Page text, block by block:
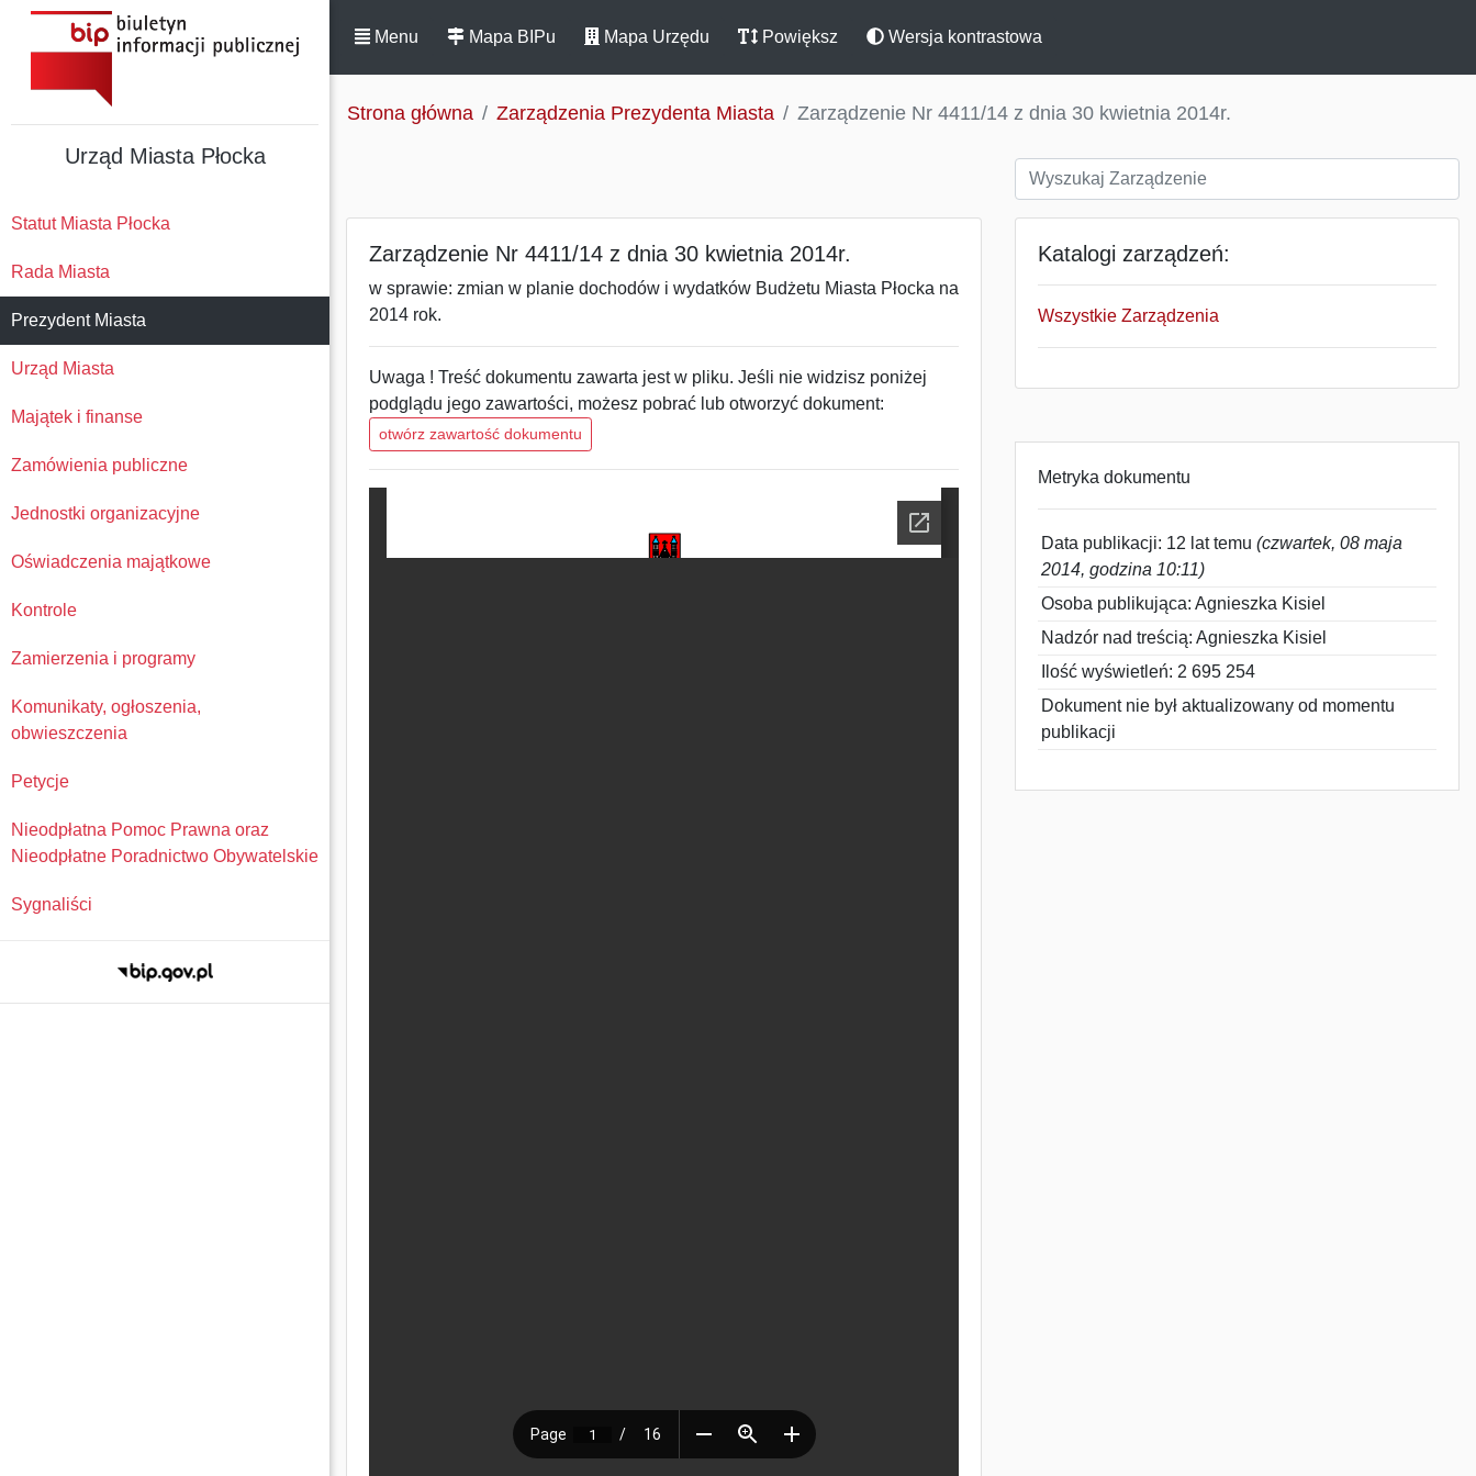
Urząd Miasta Płocka
Statut Miasta Płocka
Rada Miasta
Prezydent Miasta
Urząd Miasta
Majątek i finanse
Zamówienia publiczne
Jednostki organizacyjne
Oświadczenia majątkowe
Kontrole
Zamierzenia i programy
Komunikaty, ogłoszenia,
obwieszczenia
Petycje
Nieodpłatna Pomoc Prawna oraz
Nieodpłatne Poradnictwo Obywatelskie
Sygnaliści
Menu Mapa BIPu Mapa Urzędu Powiększ Wersja kontrastowa
Strona główna Zarządzenia Prezydenta Miasta Zarządzenie Nr 4411/14 z dnia 30 kwietnia 2014r.
Zarządzenie Nr 4411/14 z dnia 30 kwietnia 2014r.
w sprawie: zmian w planie dochodów i wydatków Budżetu Miasta Płocka na
2014 rok.
Uwaga ! Treść dokumentu zawarta jest w pliku. Jeśli nie widzisz poniżej
podglądu jego zawartości, możesz pobrać lub otworzyć dokument:
otwórz zawartość dokumentu
Katalogi zarządzeń:
Wszystkie Zarządzenia
Metryka dokumentu
Data publikacji: 12 lat temu (czwartek, 08 maja
2014, godzina 10:11)
Osoba publikująca: Agnieszka Kisiel
Nadzór nad treścią: Agnieszka Kisiel
Ilość wyświetleń: 2 695 254
Dokument nie był aktualizowany od momentu
publikacji